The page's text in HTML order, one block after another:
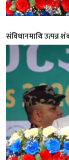
संविधानमाथि